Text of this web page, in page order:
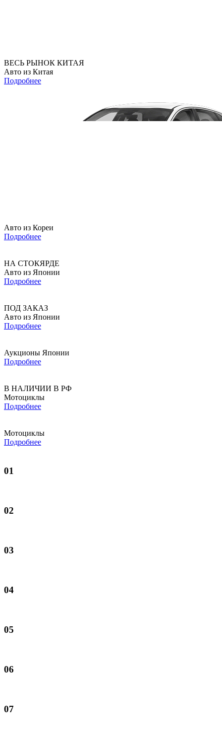
ВЕСЬ РЫНОК КИТАЯ
Авто из Китая
Подробнее
Авто из Кореи
Подробнее
НА СТОКЯРДЕ
Авто из Японии
Подробнее
ПОД ЗАКАЗ
Авто из Японии
Подробнее
Аукционы Японии
Подробнее
В НАЛИЧИИ В РФ
Мотоциклы
Подробнее
Мотоциклы
Подробнее
01
02
03
04
05
06
07